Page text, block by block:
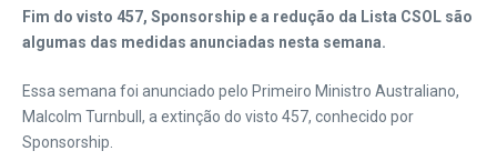
Fim do visto 457, Sponsorship e a redução da Lista CSOL são
algumas das medidas anunciadas nesta semana.
Essa semana foi anunciado pelo Primeiro Ministro Australiano,
Malcolm Turnbull, a extinção do visto 457, conhecido por
Sponsorship.